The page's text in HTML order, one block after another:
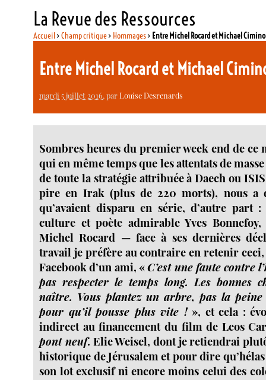
La Revue des Ressources
Accueil>Champ critique> Hommages> Entre Michel Rocard et Michael
Entre Michel Rocard et Michael
mardi 5 juillet 2016, parLouise Desrenards
Sombres heures du premier week end de
qui en même temps que les attentats de
de toute la stratégie attribuée à Daech ou
pire en Irak (plus de 220 morts), nous a
qu’avaient disparu en série, d’autre part
culture et poète admirable Yves
Michel Rocard — face à ses dernières
travail je préfère au contraire en retenir
Facebook d’un ami, «C’est une faute contre
pas respecter le temps long. Les bonnes
naître. Vous plantez un arbre, pas la
pour qu’il pousse plus vite !», et cela :
indirect au financement du film de Leos
pont neuf. Elie Weisel, dont je retiendrai
historique de Jérusalem et pour dire qu’hélas
son lot exclusif ni encore moins celui des